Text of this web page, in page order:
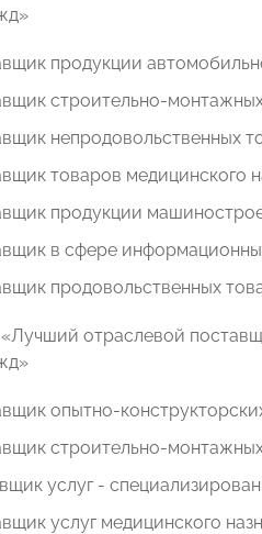
продукции
строительно-
непродовольственных
товаров медицинского
продукции
в сфере
продовольственных
отраслевой
опытно-
строительно-
услуг -
услуг медицинского